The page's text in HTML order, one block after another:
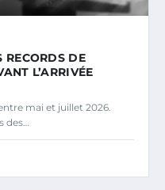
RECORDS DE
L’ARRIVÉE
mai et juillet 2026.
des…